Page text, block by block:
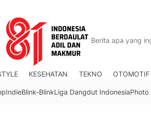
KESEHATAN TEKNO OTOMOTIF
IndieBlink-BlinkLiga Dangdut IndonesiaPhoto